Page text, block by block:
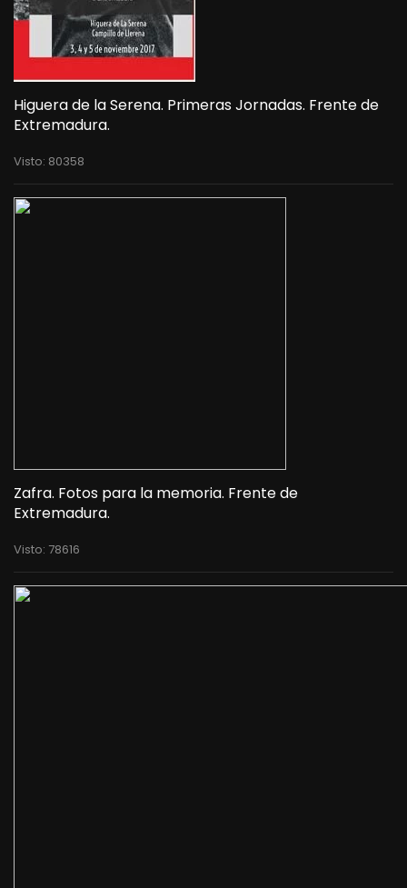
Higuera de la Serena. Primeras Jornadas. Frente de
Extremadura.
Visto: 80358
Zafra. Fotos para la memoria. Frente de
Extremadura.
Visto: 78616